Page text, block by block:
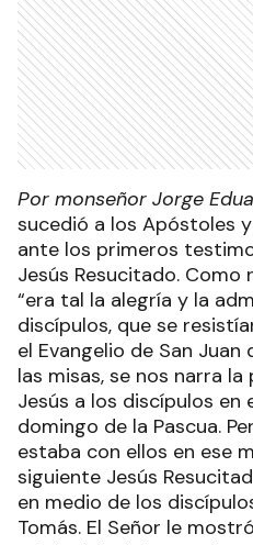
Por monseñor Jorge
sucedió a los Apóstoles
ante los primeros
Jesús Resucitado. Como
“era tal la alegría y la
discípulos, que se
el Evangelio de San
las misas, se nos narra
Jesús a los discípulos en
domingo de la Pascua.
estaba con ellos en ese
siguiente Jesús
en medio de los
Tomás. El Señor le